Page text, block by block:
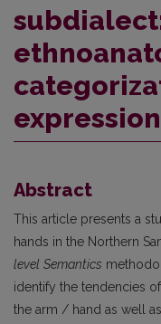
expression
Abstract
This article presents a
hands in the Northern
level Semantics
identify the tendencies
the arm / hand as well